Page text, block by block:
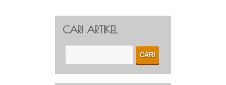
CARI ARTIKEL